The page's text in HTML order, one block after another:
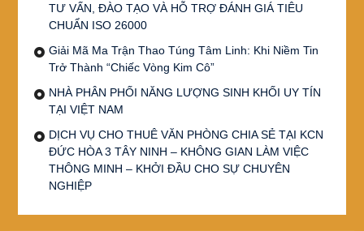
TƯ VẤN, ĐÀO TẠO VÀ HỖ TRỢ ĐÁNH GIÁ TIÊU
CHUẨN ISO 26000
Giải Mã Ma Trận Thao Túng Tâm Linh: Khi Niềm Tin
Trở Thành “Chiếc Vòng Kim Cô”
NHÀ PHÂN PHỐI NĂNG LƯỢNG SINH KHỐI UY TÍN
TẠI VIỆT NAM
DỊCH VỤ CHO THUÊ VĂN PHÒNG CHIA SẺ TẠI KCN
ĐỨC HÒA 3 TÂY NINH – KHÔNG GIAN LÀM VIỆC
THÔNG MINH – KHỞI ĐẦU CHO SỰ CHUYÊN
NGHIỆP